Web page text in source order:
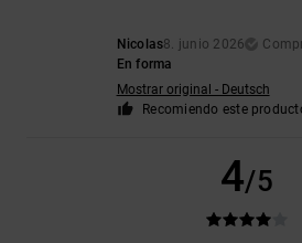
Nicolas8. junio 2026
En forma
Mostrar original - Deutsch
Recomiendo este
4/5